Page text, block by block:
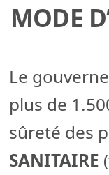
MODE
Le
plus de
sûreté des
SANITAIRE